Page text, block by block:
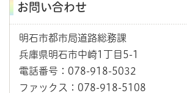
お問い合わせ
明石市都市局道路総務課
兵庫県明石市中崎1丁目5-1
電話番号：078-918-5032
ファックス：078-918-5108